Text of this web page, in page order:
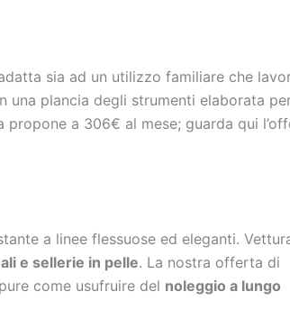
adatta sia ad un utilizzo familiare che
una plancia degli strumenti elaborata
propone a 306€ al mese; guarda qui
a linee flessuose ed eleganti.
e sellerie in pelle. La nostra offerta di
come usufruire del noleggio a lungo